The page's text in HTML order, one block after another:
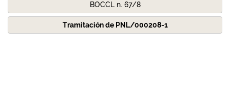
BOCCL n. 67/8
Tramitación de PNL/000208-1